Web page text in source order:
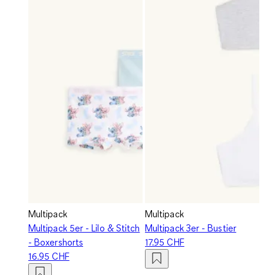
Multipack
Multipack 5er - Lilo & Stitch
- Boxershorts
16.95 CHF
Multipack
Multipack 3er - Bustier
17.95 CHF